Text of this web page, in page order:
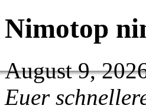
Nimotop
August 9,
Euer